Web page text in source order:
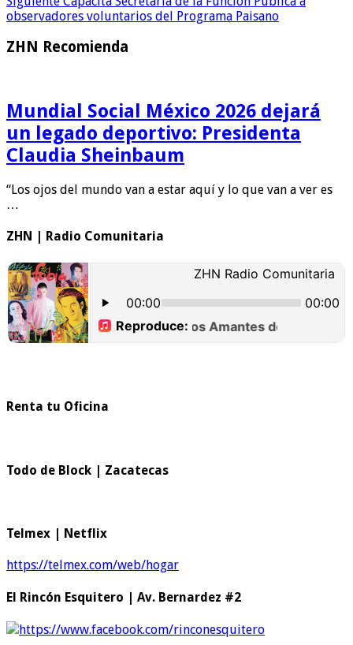
observadores voluntarios del Programa Paisano
ZHN Recomienda
Mundial Social México 2026 dejará
un legado deportivo: Presidenta
Claudia Sheinbaum
“Los ojos del mundo van a estar aquí y lo que van a ver es
…
ZHN | Radio Comunitaria
Renta tu Oficina
Todo de Block | Zacatecas
Telmex | Netflix
https://telmex.com/web/hogar
El Rincón Esquitero | Av. Bernardez #2
https://www.facebook.com/rinconesquitero